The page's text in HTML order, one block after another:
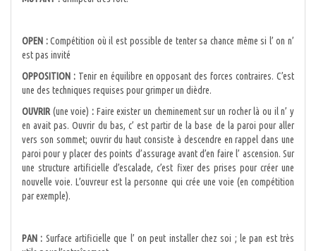
OPEN :Compétition où il est possible de tenter sa chance même si l’ on n’
est pas invité
OPPOSITION :Tenir en équilibre en opposant des forces contraires. C’est
une des techniques requises pour grimper un dièdre.
OUVRIR (une voie) : Faire exister un cheminement sur un rocher là ou il n’ y
en avait pas. Ouvrir du bas, c’ est partir de la base de la paroi pour aller
vers son sommet; ouvrir du haut consiste à descendre en rappel dans une
paroi pour y placer des points d’assurage avant d’en faire l’ ascension. Sur
une structure artificielle d’escalade, c’est fixer des prises pour créer une
nouvelle voie. L’ouvreur est la personne qui crée une voie (en compétition
par exemple).
PAN : Surface artificielle que l’ on peut installer chez soi ; le pan est très